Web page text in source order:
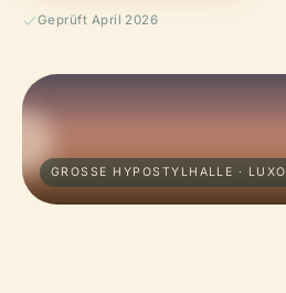
Geprüft April 2026
GROSSE HYPOSTYLHALLE · LUXOR